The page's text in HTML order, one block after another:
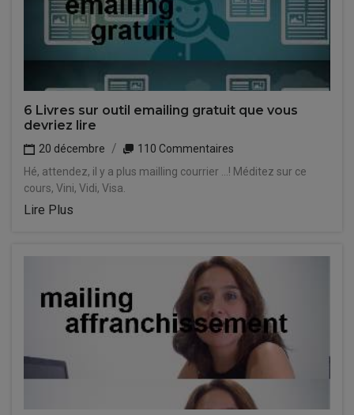
6 Livres sur outil emailing gratuit que vous
devriez lire
20 décembre
110 Commentaires
Hé, attendez, il y a plus mailling courrier ...! Méditez sur ce
cours, Vini, Vidi, Visa.
Lire Plus